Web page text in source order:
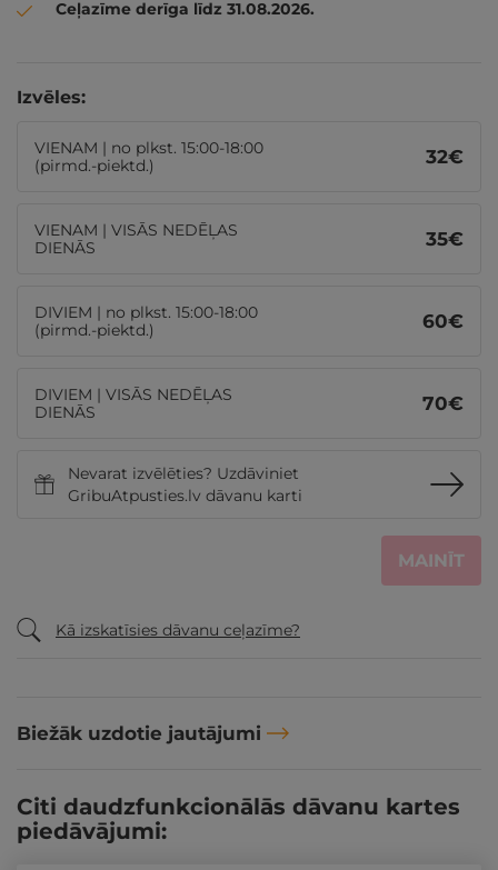
Ceļazīme derīga līdz 31.08.2026.
Izvēles:
VIENAM | no plkst. 15:00-18:00
(pirmd.-piektd.)
32€
VIENAM | VISĀS NEDĒĻAS
DIENĀS
35€
DIVIEM | no plkst. 15:00-18:00
(pirmd.-piektd.)
60€
DIVIEM | VISĀS NEDĒĻAS
DIENĀS
70€
Nevarat izvēlēties? Uzdāviniet
GribuAtpusties.lv dāvanu karti
MAINĪT
Kā izskatīsies dāvanu ceļazīme?
Biežāk uzdotie jautājumi
Citi daudzfunkcionālās dāvanu kartes
piedāvājumi: